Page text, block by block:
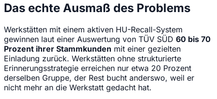
Das echte Ausmaß des Problems
Werkstätten mit einem aktiven HU-Recall-System
gewinnen laut einer Auswertung von TÜV SÜD 60 bis 70
Prozent ihrer Stammkunden mit einer gezielten
Einladung zurück. Werkstätten ohne strukturierte
Erinnerungsstrategie erreichen nur etwa 20 Prozent
derselben Gruppe, der Rest bucht anderswo, weil er
nicht mehr an die Werkstatt gedacht hat.